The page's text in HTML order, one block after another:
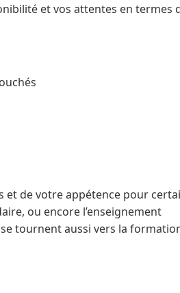
et vos attentes en termes
et de votre appétence pour
ou encore l’enseignement
tournent aussi vers la